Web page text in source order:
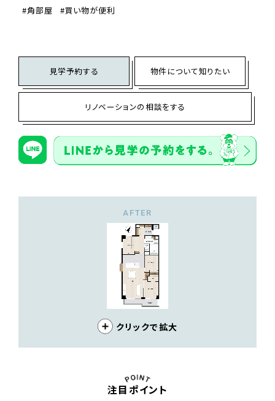
角部屋
買い物が便利
見学予約する 物件について知りたい
リノベーションの相談をする
AFTER
クリックで拡大
注目ポイント